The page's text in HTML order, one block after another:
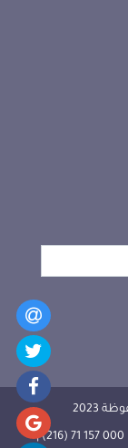
العنوان: باردو 2000 الجمهورية التونسية | الهاتف: 000 157 71 (216) |